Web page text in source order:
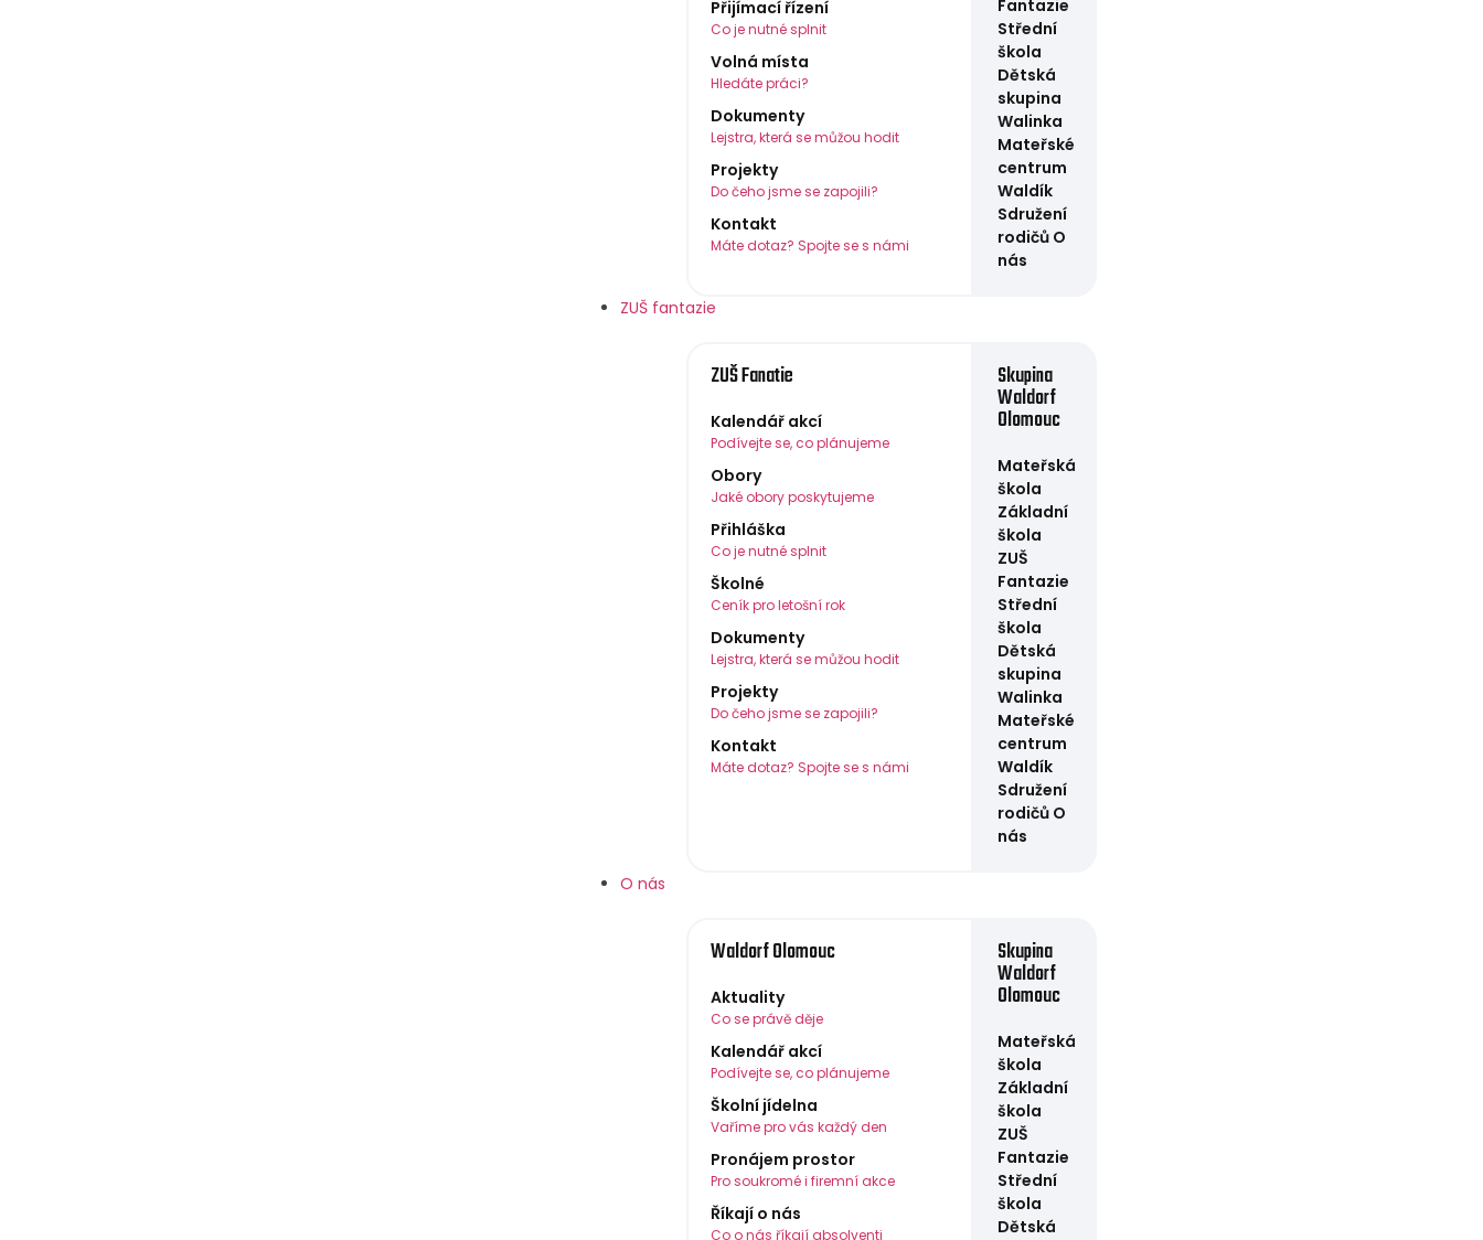
Přijímací řízení
Co je nutné splnit
Volná místa
Hledáte práci?
Dokumenty
Lejstra, která se můžou hodit
Projekty
Do čeho jsme se zapojili?
Kontakt
Máte dotaz? Spojte se s námi
Fantazie
Střední
škola
Dětská
skupina
Walinka
Mateřské
centrum
Waldík
Sdružení
rodičů O
nás
ZUŠ fantazie
ZUŠ Fanatie
Kalendář akcí
Podívejte se, co plánujeme
Obory
Jaké obory poskytujeme
Přihláška
Co je nutné splnit
Školné
Ceník pro letošní rok
Dokumenty
Lejstra, která se můžou hodit
Projekty
Do čeho jsme se zapojili?
Kontakt
Máte dotaz? Spojte se s námi
Skupina
Waldorf
Olomouc
Mateřská
škola
Základní
škola
ZUŠ
Fantazie
Střední
škola
Dětská
skupina
Walinka
Mateřské
centrum
Waldík
Sdružení
rodičů O
nás
O nás
Waldorf Olomouc
Aktuality
Co se právě děje
Kalendář akcí
Podívejte se, co plánujeme
Školní jídelna
Vaříme pro vás každý den
Pronájem prostor
Pro soukromé i firemní akce
Říkají o nás
Co o nás říkají absolventi
Skupina
Waldorf
Olomouc
Mateřská
škola
Základní
škola
ZUŠ
Fantazie
Střední
škola
Dětská